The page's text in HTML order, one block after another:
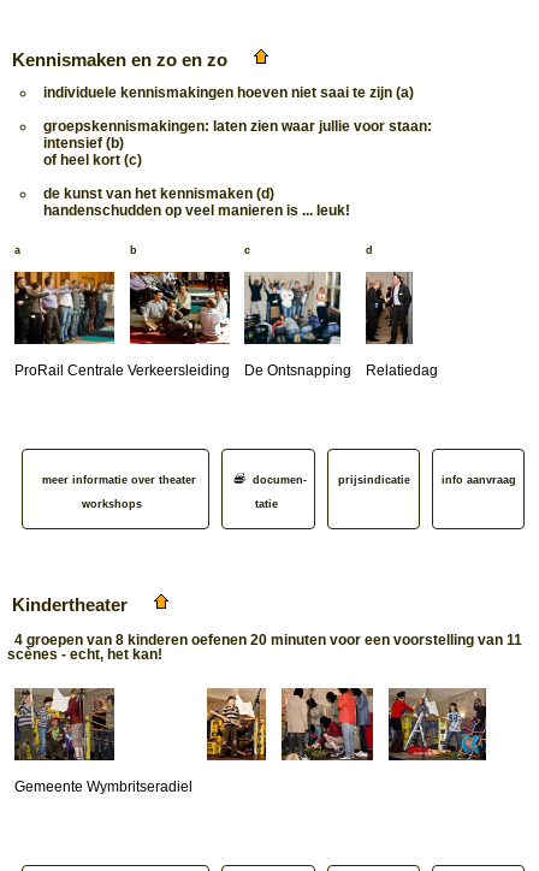
Kennismaken en zo en zo
individuele kennismakingen hoeven niet saai te zijn (a)
groepskennismakingen: laten zien waar jullie voor staan:
intensief (b)
of heel kort (c)
de kunst van het kennismaken (d)
handenschudden op veel manieren is ... leuk!
a b c d
ProRail Centrale Verkeersleiding De Ontsnapping Relatiedag
meer informatie over theater
workshops
documen­
tatie
prijsindicatie info aanvraag
Kindertheater
4 groepen van 8 kinderen oefenen 20 minuten voor een voorstelling van 11
scènes - echt, het kan!
Gemeente Wymbritseradiel